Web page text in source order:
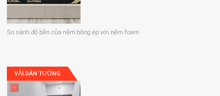
So sánh độ bền của nệm bông ép với nệm foam
VẢI DÁN TƯỜNG